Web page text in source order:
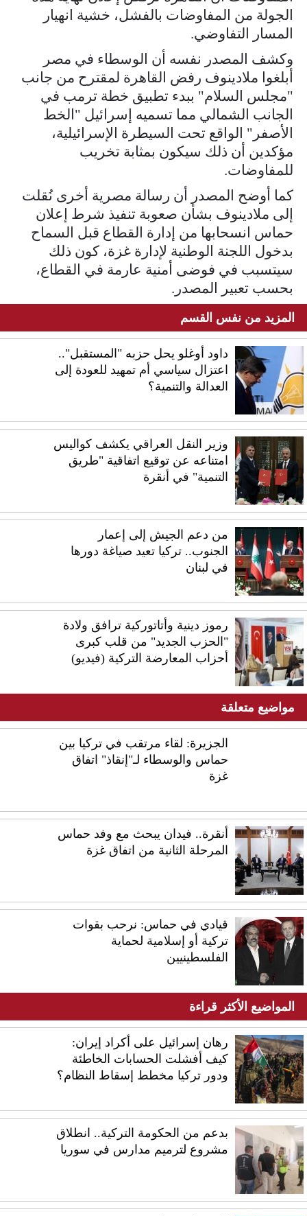
الجولة من المفاوضات بالفشل، خشية انهيار
المسار التفاوضي.
وكشف المصدر نفسه أن الوسطاء في مصر
أبلغوا ملادينوف رفض القاهرة لمقترح من جانب
"مجلس السلام" ببدء تطبيق خطة ترمب في
الجانب الشمالي مما تسميه إسرائيل "الخط
الأصفر" الواقع تحت السيطرة الإسرائيلية،
مؤكدين أن ذلك سيكون بمثابة تخريب
للمفاوضات.
كما أوضح المصدر أن رسالة مصرية أخرى نُقلت
إلى ملادينوف بشأن صعوبة تنفيذ شرط إعلان
حماس انسحابها من إدارة القطاع قبل السماح
بدخول اللجنة الوطنية لإدارة غزة، كون ذلك
سيتسبب في فوضى أمنية عارمة في القطاع،
بحسب تعبير المصدر.
المزيد من نفس القسم
داود أوغلو يحل حزبه "المستقبل"..
اعتزال سياسي أم تمهيد للعودة إلى
العدالة والتنمية؟
وزير النقل العراقي يكشف كواليس
امتناعه عن توقيع اتفاقية "طريق
التنمية" في أنقرة
من دعم الجيش إلى إعمار
الجنوب.. تركيا تعيد صياغة دورها
في لبنان
رموز دينية وأتاتوركية ترافق ولادة
"الحزب الجديد" من قلب كبرى
أحزاب المعارضة التركية (فيديو)
مواضيع متعلقة
الجزيرة: لقاء مرتقب في تركيا بين
حماس والوسطاء لـ"إنقاذ" اتفاق
غزة
أنقرة.. فيدان يبحث مع وفد حماس
المرحلة الثانية من اتفاق غزة
قيادي في حماس: نرحب بقوات
تركية أو إسلامية لحماية
الفلسطينيين
المواضيع الأكثر قراءة
رهان إسرائيل على أكراد إيران:
كيف أفشلت الحسابات الخاطئة
ودور تركيا مخطط إسقاط النظام؟
بدعم من الحكومة التركية.. انطلاق
مشروع لترميم مدارس في سوريا